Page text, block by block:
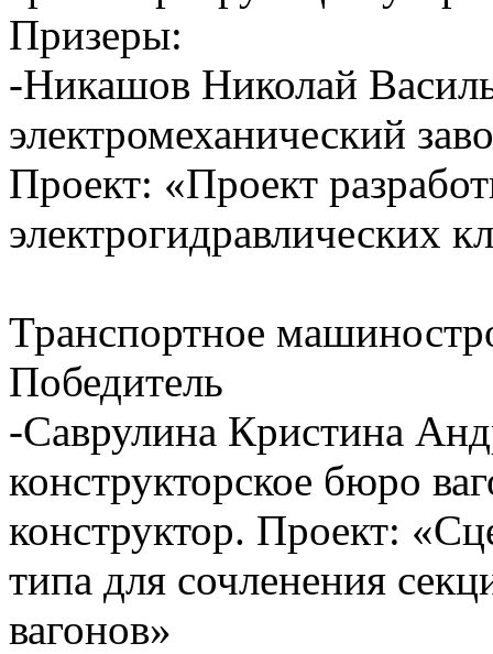
Призеры:
-Никашов Николай
электромеханический
Проект: «Проект
электрогидравлических
Транспортное
Победитель
-Саврулина Кристина
конструкторское бюро
конструктор. Проект:
типа для сочленения
вагонов»